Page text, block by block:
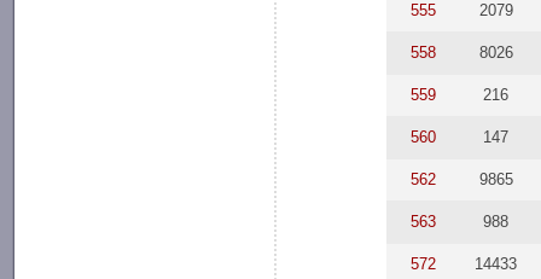
555 2079
558 8026
559 216
560 147
562 9865
563 988
572 14433